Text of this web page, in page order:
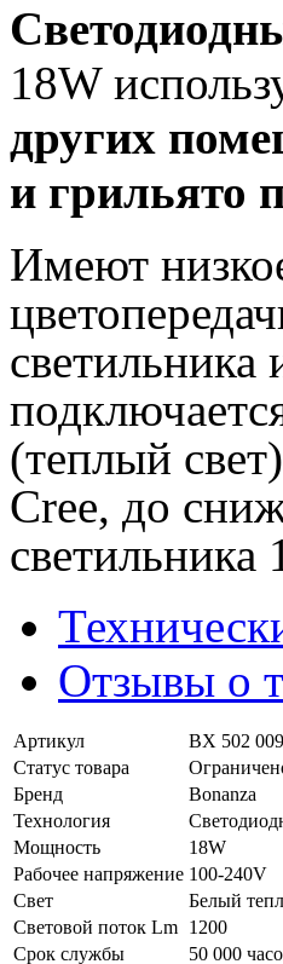
18W
других
и грильято
Имеют
светильника
(теплый
Cree, до
Отзывы о
Артикул
BX 502
Статус товара
Бренд
Bonanza
Технология
Мощность
18W
Рабочее напряжение 100-240V
Свет
Белый
Световой поток Lm 1200
Срок службы
50 000